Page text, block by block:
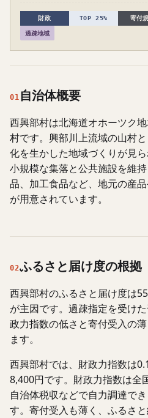
財政 TOP 25% 寄付
過疎地域
01 自治体概要
西興部村は北海道オホーツク
村です。興部川上流域の山村
化を生かした地域づくりが見
小規模な集落と公共施設を維
品、加工食品など、地元の産
が用意されています。
02ふるさと届け度の根拠
西興部村のふるさと届け度は
が主因です。過疎指定を受け
政力指数の低さと寄付受入の
ます。
西興部村では、財政力指数は
8,400円です。財政力指数は全
自治体税収などで自力調達で
す。寄付受入も薄く、ふるさ